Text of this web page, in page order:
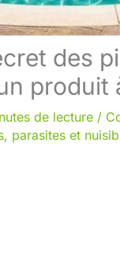
des
produit
de lecture /
parasites et